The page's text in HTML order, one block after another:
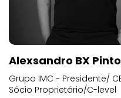
Alexsandro BX Pinto
Grupo IMC - Presidente/
Sócio Proprietário/C-level